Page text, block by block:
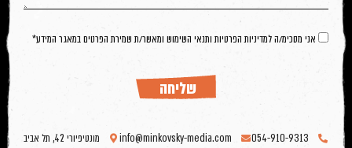
אני מסכימ/ה למדיניות הפרטיות ותנאי השימוש ומאשר/ת שמירת הפרטים במאגר המידע*
שליחה
054-910-9313
info@minkovsky-media.com מונטיפיורי 42, תל אביב